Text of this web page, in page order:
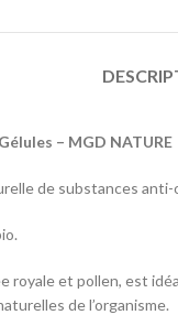
– MGD NATURE
de substances
royale et pollen, est
de l’organisme.